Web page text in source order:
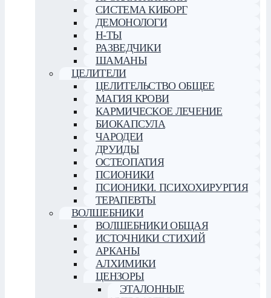
СИСТЕМА КИБОРГ
ДЕМОНОЛОГИ
Н-ТЫ
РАЗВЕДЧИКИ
ШАМАНЫ
ЦЕЛИТЕЛИ
ЦЕЛИТЕЛЬСТВО ОБЩЕЕ
МАГИЯ КРОВИ
КАРМИЧЕСКОЕ ЛЕЧЕНИЕ
БИОКАПСУЛА
ЧАРОДЕИ
ДРУИДЫ
ОСТЕОПАТИЯ
ПСИОНИКИ
ПСИОНИКИ. ПСИХОХИРУРГИЯ
ТЕРАПЕВТЫ
ВОЛШЕБНИКИ
ВОЛШЕБНИКИ ОБЩАЯ
ИСТОЧНИКИ СТИХИЙ
АРКАНЫ
АЛХИМИКИ
ЦЕНЗОРЫ
ЭТАЛОННЫЕ